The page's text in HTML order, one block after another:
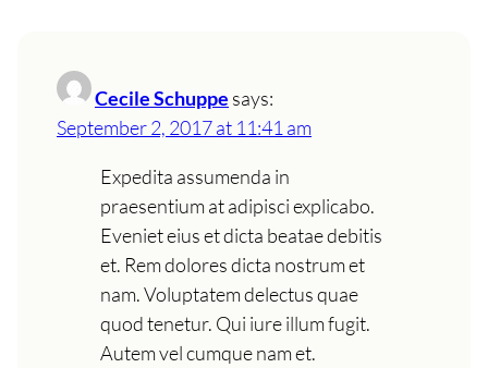
Cecile Schuppe says:
September 2, 2017 at 11:41 am
Expedita assumenda in
praesentium at adipisci explicabo.
Eveniet eius et dicta beatae debitis
et. Rem dolores dicta nostrum et
nam. Voluptatem delectus quae
quod tenetur. Qui iure illum fugit.
Autem vel cumque nam et.